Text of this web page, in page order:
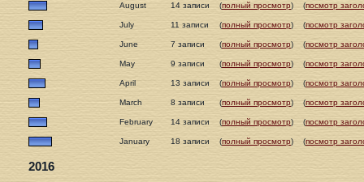
August 14 записи (полный просмотр) (посмотр
July 11 записи (полный просмотр) (посмотр
June 7 записи (полный просмотр) (посмотр
May 9 записи (полный просмотр) (посмотр
April 13 записи (полный просмотр) (посмотр
March 8 записи (полный просмотр) (посмотр
February 14 записи (полный просмотр) (посмотр
January 18 записи (полный просмотр) (посмотр
2016